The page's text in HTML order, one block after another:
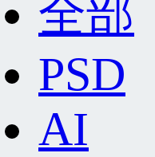
全部
PSD
AI